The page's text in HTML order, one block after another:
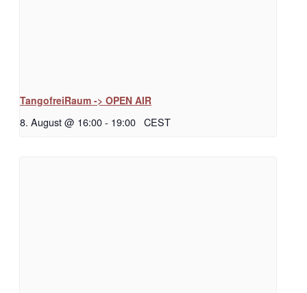
TangofreiRaum -> OPEN AIR
8. August @ 16:00- 19:00 CEST